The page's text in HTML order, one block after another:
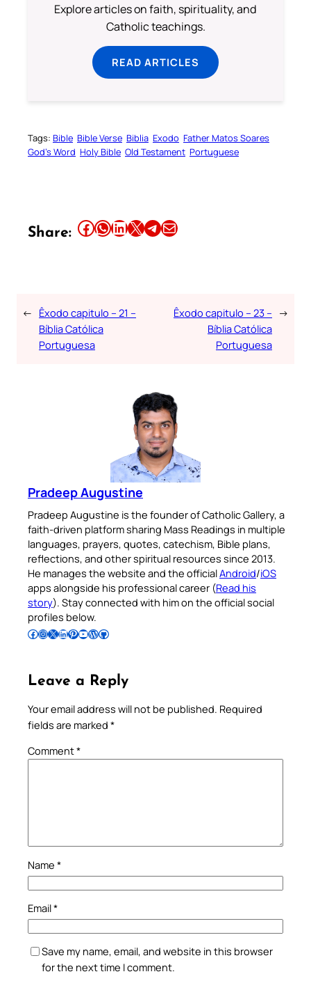
Explore articles on faith, spirituality, and
Catholic teachings.
READ ARTICLES
Tags: Bible Bible Verse Biblia Exodo Father Matos Soares
God’s Word Holy Bible Old Testament Portuguese
Share: Share this article on Facebook Share this article on WhatsApp Share this article on LinkedIn Share this article on X Share this article on TelegramEmail this Article
← Êxodo capitulo – 21 –
Bíblia Católica
Portuguesa
Êxodo capitulo – 23 –
Bíblia Católica
Portuguesa
→
Pradeep Augustine
Pradeep Augustine is the founder of Catholic Gallery, a
faith-driven platform sharing Mass Readings in multiple
languages, prayers, quotes, catechism, Bible plans,
reflections, and other spiritual resources since 2013.
He manages the website and the officialAndroid/iOS
apps alongside his professional career (Read his
story). Stay connected with him on the official social
profiles below.
Follow Pradeep on Facebook Follow Pradeep on InstagramFollow Pradeep on X Follow Pradeep on LinkedIn Follow Pradeep on Pinterest Subscribe to Pradeep’s Youtube Channel Follow Pradeep on WordPress Follow Pradeep on GitHub
Leave a Reply
Your email address will not be published. Required
fields are marked *
Comment*
Name *
Email*
Save my name, email, and website in this browser
for the next time I comment.